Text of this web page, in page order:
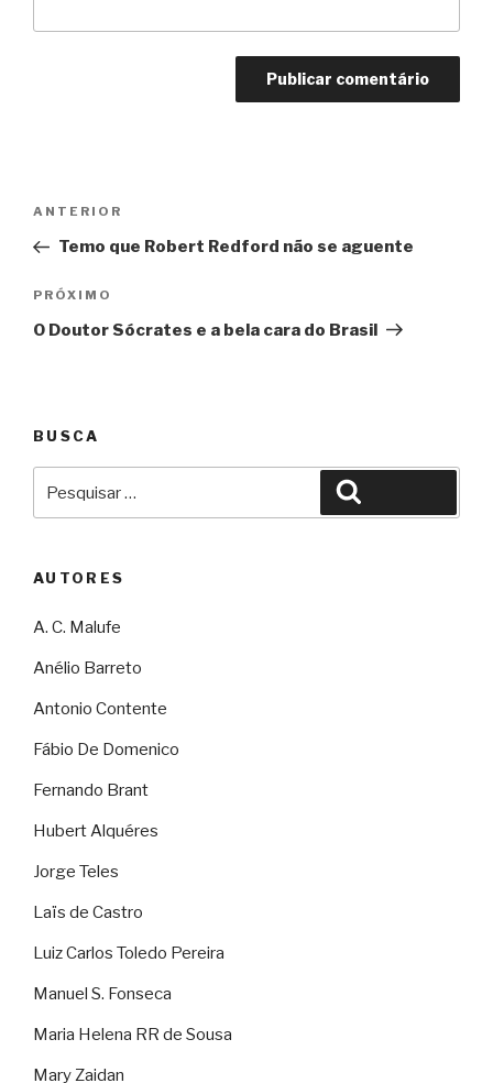
Post
Anterior
ANTERIOR
Temo que Robert Redford não se aguente
Próximo
PRÓXIMO
O Doutor Sócrates e a bela cara do Brasil
BUSCA
por:
AUTORES
A. C. Malufe
Anélio Barreto
Antonio Contente
Fábio De Domenico
Fernando Brant
Hubert Alquéres
Jorge Teles
Laïs de Castro
Luiz Carlos Toledo Pereira
Manuel S. Fonseca
Maria Helena RR de Sousa
Mary Zaidan